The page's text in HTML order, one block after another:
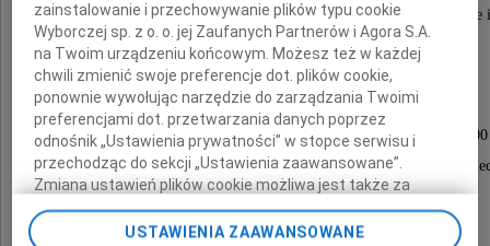
Ceniony i lubiany dydaktyk, zaangażowany w prace społeczne
na Uniwersytecie Łódzkim.
Uroczystości pogrzebowe odbędą się
w dniu 18 listopada 2024 roku o godzinie 12:00
na Cmentarzu Rzymskokatolickim p.w. św.
przy ul. Kurczaki 81 w Łodzi.
zainstalowanie i przechowywanie plików typu cookie
Wyborczej sp. z o. o. jej Zaufanych Partnerów i Agora S.A.
na Twoim urządzeniu końcowym. Możesz też w każdej
chwili zmienić swoje preferencje dot. plików cookie,
ponownie wywołując narzędzie do zarządzania Twoimi
preferencjami dot. przetwarzania danych poprzez
odnośnik „Ustawienia prywatności” w stopce serwisu i
przechodząc do sekcji „Ustawienia zaawansowane”.
Zmiana ustawień plików cookie możliwa jest także za
pomocą ustawień przeglądarki.
USTAWIENIA ZAAWANSOWANE